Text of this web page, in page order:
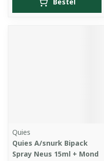
Quies
Quies A/snurk Bipack
Spray Neus 15ml + Mond